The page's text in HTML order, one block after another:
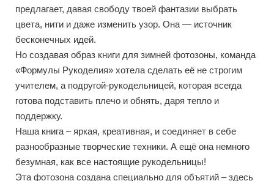
предлагает, давая свободу твоей фантазии выбрать
цвета, нити и даже изменить узор. Она — источник
бесконечных идей.
Но создавая образ книги для зимней фотозоны, команда
«Формулы Рукоделия» хотела сделать её не строгим
учителем, а подругой-рукодельницей, которая всегда
готова подставить плечо и обнять, даря тепло и
поддержку.
Наша книга – яркая, креативная, и соединяет в себе
разнообразные творческие техники. А ещё она немного
безумная, как все настоящие рукодельницы!
Эта фотозона создана специально для объятий – здесь